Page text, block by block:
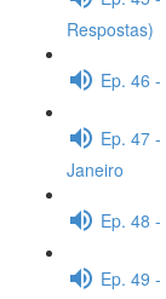
Respostas)
Ep. 46
Ep. 47
Janeiro
Ep. 48
Ep. 49